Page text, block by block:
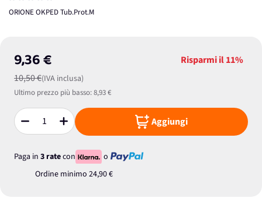
ORIONE OKPED Tub.Prot.M
9,36 €
10,50 €(IVA inclusa)
Risparmi il11%
Ultimo prezzo più basso:8,93 €
Quantità Aggiungi
Paga in 3 ratecon
o
Ordine minimo 24,90 €